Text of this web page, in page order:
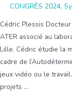
CONGRÈS 2024,
Cédric Plessis
ATER associé au
Lille. Cédric étudie la
cadre de
jeux vidéo ou le
projets …